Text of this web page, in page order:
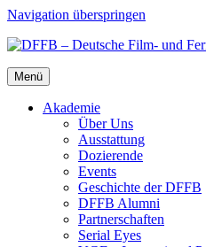
Navigation überspringen
Menü
Aka­de­mie
Über Uns
Aus­stat­tung
Dozie­ren­de
Events
Geschich­te der DFFB
DFFB Alum­ni
Part­ner­schaf­ten
Seri­al Eyes